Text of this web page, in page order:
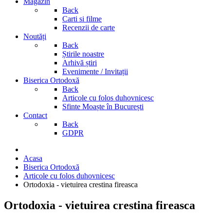
Back
Carti si filme
Recenzii de carte
Noutăți
Back
Știrile noastre
Arhivă știri
Evenimente / Invitații
Biserica Ortodoxă
Back
Articole cu folos duhovnicesc
Sfinte Moaște în București
Contact
Back
GDPR
Acasa
Biserica Ortodoxă
Articole cu folos duhovnicesc
Ortodoxia - vietuirea crestina fireasca
Ortodoxia - vietuirea crestina fireasca